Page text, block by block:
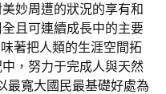
妙周遭的狀況的享有和
且可連續成長中的主要
著把人類的生涯空間拓
，努力于完成人與天然
最寬大國民最基礎好處為